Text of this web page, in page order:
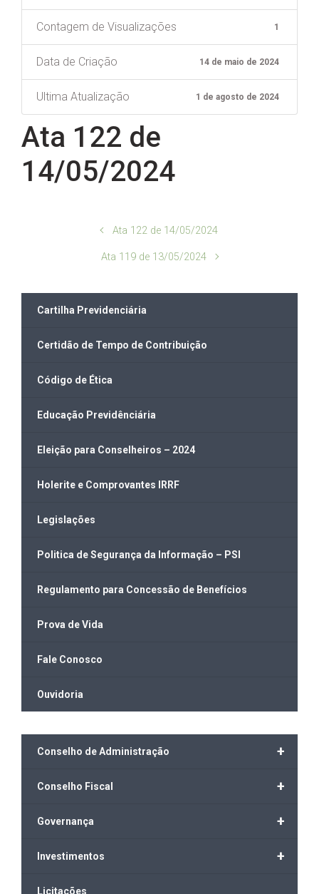
Contagem de Visualizações 1
Data de Criação 14 de maio de 2024
Ultima Atualização 1 de agosto de 2024
Ata 122 de
14/05/2024
Ata 122 de 14/05/2024
Ata 119 de 13/05/2024
Cartilha Previdenciária
Certidão de Tempo de Contribuição
Código de Ética
Educação Previdênciária
Eleição para Conselheiros – 2024
Holerite e Comprovantes IRRF
Legislações
Politica de Segurança da Informação – PSI
Regulamento para Concessão de Benefícios
Prova de Vida
Fale Conosco
Ouvidoria
+
Conselho de Administração
+
Conselho Fiscal
+
Governança
+
Investimentos
Licitações